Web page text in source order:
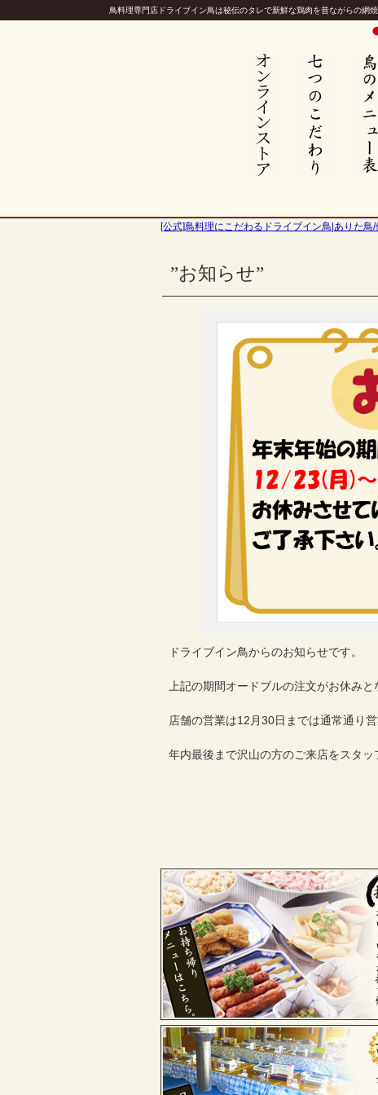
鳥料理専門店ドライブイン鳥は秘伝のタレで新鮮な鶏肉を昔ながらの網
[公式]鳥料理にこだわるドライブイン鳥|ありた
”お知らせ”
ドライブイン鳥からのお知らせです。
上記の期間オードブルの注文がお休み
店舗の営業は12月30日までは通常通り営
年内最後まで沢山の方のご来店をスタ